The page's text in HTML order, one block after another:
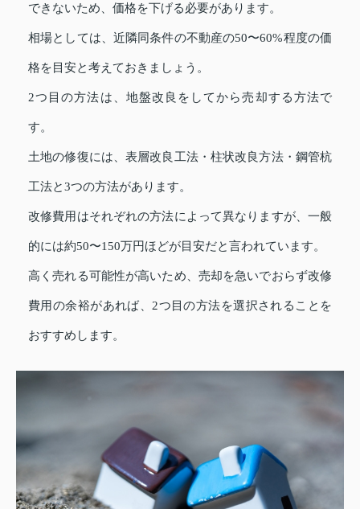
できないため、価格を下げる必要があります。
相場としては、近隣同条件の不動産の50〜60%程度の価
格を目安と考えておきましょう。
2つ目の方法は、地盤改良をしてから売却する方法で
す。
土地の修復には、表層改良工法・柱状改良方法・鋼管杭
工法と3つの方法があります。
改修費用はそれぞれの方法によって異なりますが、一般
的には約50〜150万円ほどが目安だと言われています。
高く売れる可能性が高いため、売却を急いでおらず改修
費用の余裕があれば、2つ目の方法を選択されることを
おすすめします。